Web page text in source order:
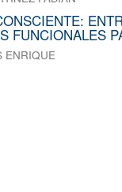
FUNCIONALES
ENRIQUE